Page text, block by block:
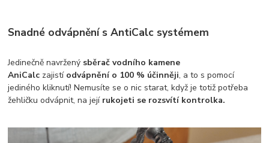
Snadné odvápnění s AntiCalc systémem
Jedinečně navržený sběrač vodního kamene
AniCalc zajistí odvápnění o 100 % účinněji, a to s pomocí
jediného kliknutí! Nemusíte se o nic starat, když je totiž potřeba
žehličku odvápnit, na její rukojeti se rozsvítí kontrolka.